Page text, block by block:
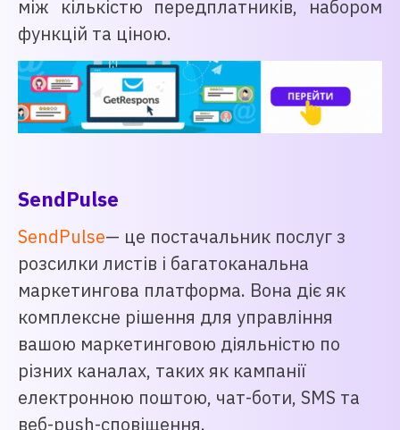
між кількістю передплатників, набором
функцій та ціною.
SendPulse
SendPulse— це постачальник послуг з
розсилки листів і багатоканальна
маркетингова платформа. Вона діє як
комплексне рішення для управління
вашою маркетинговою діяльністю по
різних каналах, таких як кампанії
електронною поштою, чат-боти, SMS та
веб-push-сповіщення.